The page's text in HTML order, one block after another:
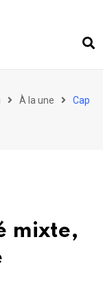
À la une
Cap
mixte,